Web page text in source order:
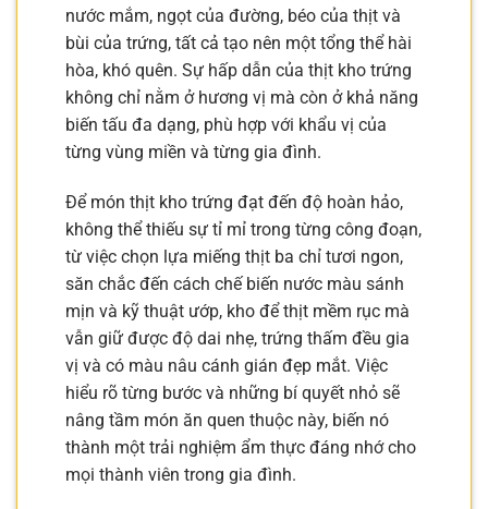
nước mắm, ngọt của đường, béo của thịt và
bùi của trứng, tất cả tạo nên một tổng thể hài
hòa, khó quên. Sự hấp dẫn của thịt kho trứng
không chỉ nằm ở hương vị mà còn ở khả năng
biến tấu đa dạng, phù hợp với khẩu vị của
từng vùng miền và từng gia đình.
Để món thịt kho trứng đạt đến độ hoàn hảo,
không thể thiếu sự tỉ mỉ trong từng công đoạn,
từ việc chọn lựa miếng thịt ba chỉ tươi ngon,
săn chắc đến cách chế biến nước màu sánh
mịn và kỹ thuật ướp, kho để thịt mềm rục mà
vẫn giữ được độ dai nhẹ, trứng thấm đều gia
vị và có màu nâu cánh gián đẹp mắt. Việc
hiểu rõ từng bước và những bí quyết nhỏ sẽ
nâng tầm món ăn quen thuộc này, biến nó
thành một trải nghiệm ẩm thực đáng nhớ cho
mọi thành viên trong gia đình.